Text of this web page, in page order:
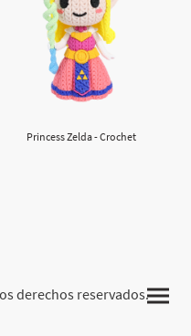
Princess Zelda - Crochet
derechos reservados.